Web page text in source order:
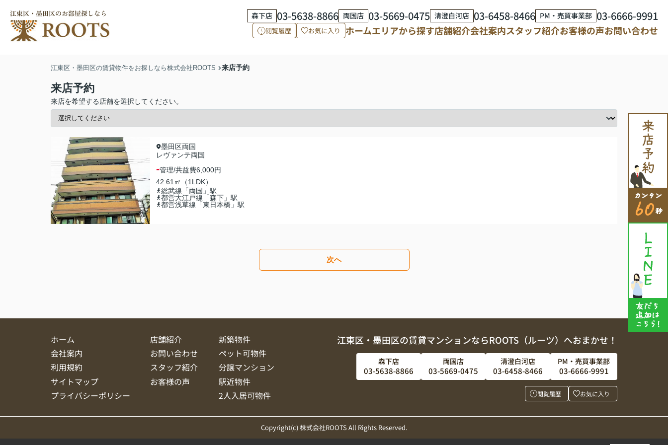
森下店 03-5638-8866 両国店 03-5669-0475 清澄白河店 03-6458-8466 PM・売買事業部 03-6666-9991
閲覧履歴 お気に入り ホームエリアから探す店舗紹介会社案内スタッフ紹介お客様の声お問い合わせ
江東区・墨田区の賃貸物件をお探しなら株式会社ROOTS 来店予約
来店予約
来店を希望する店舗を選択してください。
墨田区両国
レヴァンテ両国
-管理/共益費6,000円
42.61㎡（1LDK）
総武線「両国」駅
都営大江戸線「森下」駅
都営浅草線「東日本橋」駅
次へ
ホーム 店舗紹介
新築物件
会社案内
お問い合わせ
ペット可物件
利用規約
スタッフ紹介
分譲マンション
サイトマップ
お客様の声
駅近物件
プライバシーポリシー
2人入居可物件
江東区・墨田区の賃貸マンションならROOTS（ルーツ）へおまかせ！
森下店
03-5638-8866
両国店
03-5669-0475
清澄白河店
03-6458-8466
PM・売買事業部
03-6666-9991
閲覧履歴 お気に入り
Copyright(c) 株式会社ROOTS All Rights Reserved.